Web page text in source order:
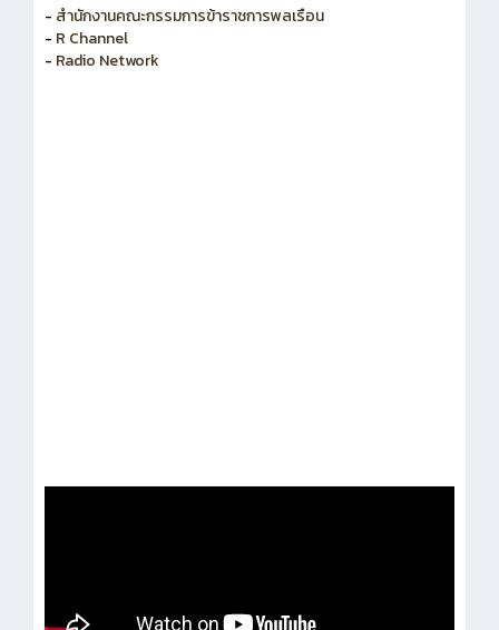
- สำนักงานคณะกรรมการข้าราชการพลเรือน
- R Channel
- Radio Network